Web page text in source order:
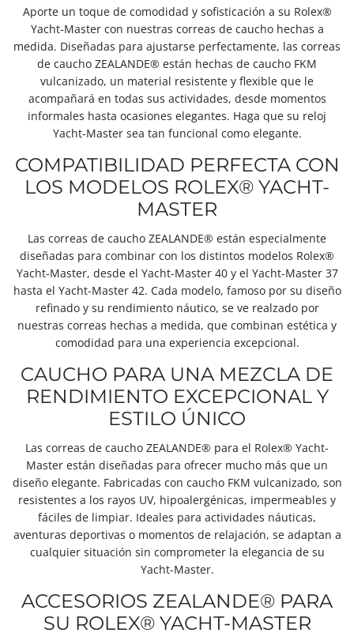
Aporte un toque de comodidad y sofisticación a su Rolex®
Yacht-Master con nuestras correas de caucho hechas a
medida. Diseñadas para ajustarse perfectamente, las correas
de caucho ZEALANDE® están hechas de caucho FKM
vulcanizado, un material resistente y flexible que le
acompañará en todas sus actividades, desde momentos
informales hasta ocasiones elegantes. Haga que su reloj
Yacht-Master sea tan funcional como elegante.
COMPATIBILIDAD PERFECTA CON
LOS MODELOS ROLEX® YACHT-
MASTER
Las correas de caucho ZEALANDE® están especialmente
diseñadas para combinar con los distintos modelos Rolex®
Yacht-Master, desde el Yacht-Master 40 y el Yacht-Master 37
hasta el Yacht-Master 42. Cada modelo, famoso por su diseño
refinado y su rendimiento náutico, se ve realzado por
nuestras correas hechas a medida, que combinan estética y
comodidad para una experiencia excepcional.
CAUCHO PARA UNA MEZCLA DE
RENDIMIENTO EXCEPCIONAL Y
ESTILO ÚNICO
Las correas de caucho ZEALANDE® para el Rolex® Yacht-
Master están diseñadas para ofrecer mucho más que un
diseño elegante. Fabricadas con caucho FKM vulcanizado, son
resistentes a los rayos UV, hipoalergénicas, impermeables y
fáciles de limpiar. Ideales para actividades náuticas,
aventuras deportivas o momentos de relajación, se adaptan a
cualquier situación sin comprometer la elegancia de su
Yacht-Master.
ACCESORIOS ZEALANDE® PARA
SU ROLEX® YACHT-MASTER